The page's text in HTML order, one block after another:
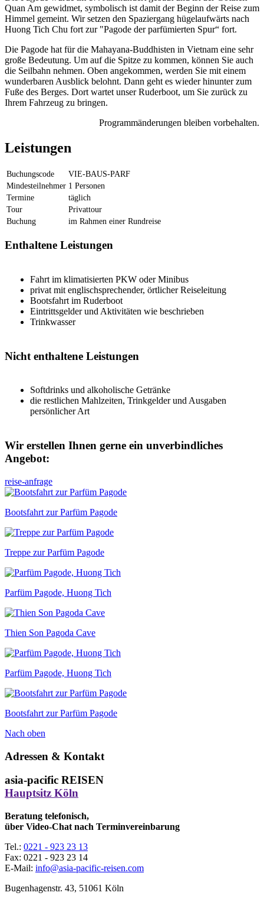
Quan Am gewidmet, symbolisch ist damit der Beginn der Reise zum
Himmel gemeint. Wir setzen den Spaziergang hügelaufwärts nach
Huong Tich Chu fort zur "Pagode der parfümierten Spur“ fort.
Die Pagode hat für die Mahayana-Buddhisten in Vietnam eine sehr
große Bedeutung. Um auf die Spitze zu kommen, können Sie auch
die Seilbahn nehmen. Oben angekommen, werden Sie mit einem
wunderbaren Ausblick belohnt. Dann geht es wieder hinunter zum
Fuße des Berges. Dort wartet unser Ruderboot, um Sie zurück zu
Ihrem Fahrzeug zu bringen.
Programmänderungen bleiben vorbehalten.
Leistungen
Buchungscode
VIE-BAUS-PARF
Mindesteilnehmer 1 Personen
Termine
täglich
Tour
Privattour
Buchung
im Rahmen einer Rundreise
Enthaltene Leistungen
Fahrt im klimatisierten PKW oder Minibus
privat mit englischsprechender, örtlicher Reiseleitung
Bootsfahrt im Ruderboot
Eintrittsgelder und Aktivitäten wie beschrieben
Trinkwasser
Nicht enthaltene Leistungen
Softdrinks und alkoholische Getränke
die restlichen Mahlzeiten, Trinkgelder und Ausgaben
persönlicher Art
Wir erstellen Ihnen gerne ein unverbindliches
Angebot:
reise-anfrage
Bootsfahrt zur Parfüm Pagode
Treppe zur Parfüm Pagode
Parfüm Pagode, Huong Tich
Thien Son Pagoda Cave
Parfüm Pagode, Huong Tich
Bootsfahrt zur Parfüm Pagode
Nach oben
Adressen & Kontakt
asia-pacific REISEN
Hauptsitz Köln
Beratung telefonisch,
über Video-Chat nach Terminvereinbarung
Tel.: 0221 - 923 23 13
Fax: 0221 - 923 23 14
E-Mail: info@asia-pacific-reisen.com
Bugenhagenstr. 43, 51061 Köln